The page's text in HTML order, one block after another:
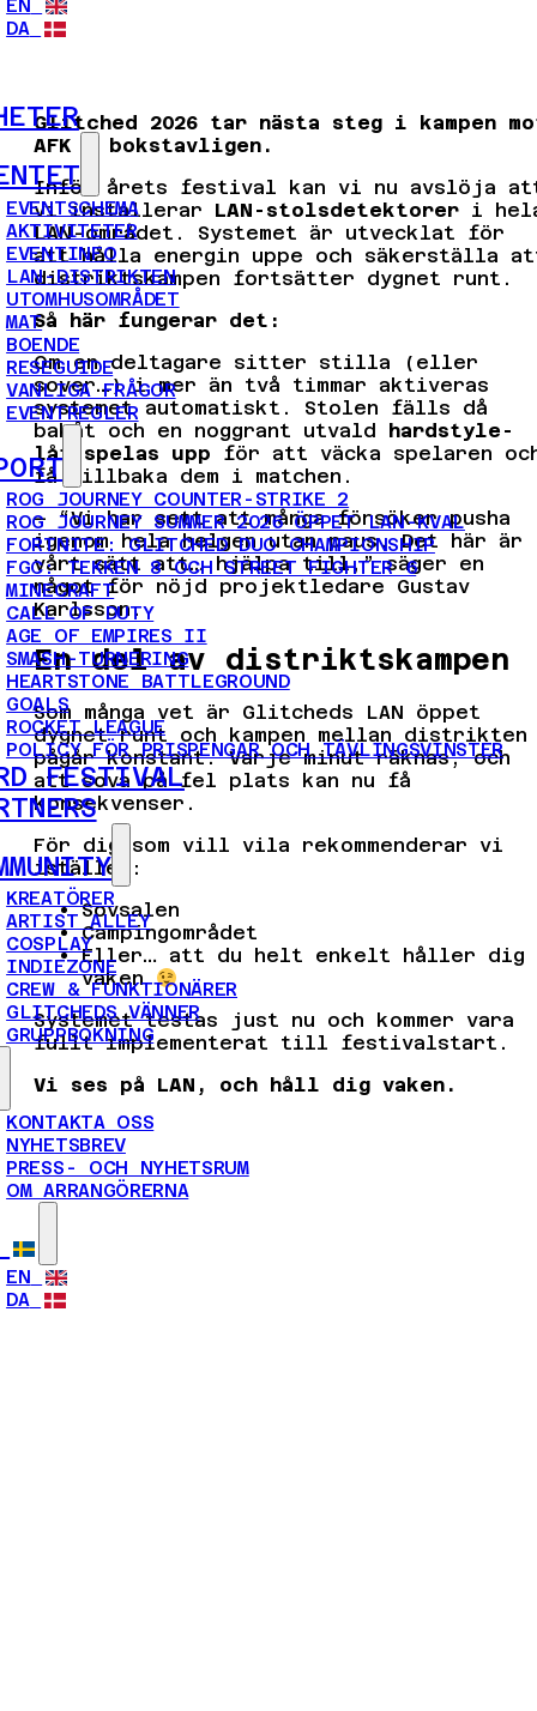
EN
DA
EVENTSCHEMA
AKTIVITETER
EVENTINFO
LAN-DISTRIKTEN
UTOMHUSOMRÅDET
MAT
BOENDE
RESEGUIDE
VANLIGA FRÅGOR
EVENTREGLER
ROG JOURNEY COUNTER-STRIKE 2
ROG JOURNEY SUMMER 2026 ÖPPET LAN-KVAL
FORTNITE: GLITCHED DUO CHAMPIONSHIP
FGC: TEKKEN 8 OCH STREET FIGHTER 6
MINECRAFT
CALL OF DUTY
AGE OF EMPIRES II
SMASH-TURNERING
HEARTSTONE BATTLEGROUND
GOALS
ROCKET LEAGUE
POLICY FÖR PRISPENGAR OCH TÄVLINGSVINSTER
FESTIVAL
KREATÖRER
ARTIST ALLEY
COSPLAY
INDIEZONE
CREW & FUNKTIONÄRER
GLITCHEDS VÄNNER
GRUPPBOKNING
KONTAKTA OSS
NYHETSBREV
PRESS- OCH NYHETSRUM
OM ARRANGÖRERNA
EN
DA
Glitched 2026 tar nästa steg i kampen
AFK – bokstavligen.
Inför årets festival kan vi nu avslöja
vi installerar LAN-stolsdetektorer i
LAN-området. Systemet är utvecklat för
att hålla energin uppe och säkerställa
distriktskampen fortsätter dygnet runt.
Så här fungerar det:
Om en deltagare sitter stilla (eller
sover…) i mer än två timmar aktiveras
systemet automatiskt. Stolen fälls då
bakåt och en noggrant utvald hardstyle-
låt spelas upp för att väcka spelaren
få tillbaka dem i matchen.
– “Vi har sett att många försöker pusha
igenom hela helgen utan paus. Det här är
vårt sätt att… hjälpa till,” säger en
något för nöjd projektledare Gustav
Karlsson.
En del av distriktskampen
Som många vet är Glitcheds LAN öppet
dygnet runt och kampen mellan distrikten
pågår konstant. Varje minut räknas, och
att sova på fel plats kan nu få
konsekvenser.
För dig som vill vila rekommenderar vi
istället:
Sovsalen
Campingområdet
Eller… att du helt enkelt håller dig
vaken
Systemet testas just nu och kommer vara
fullt implementerat till festivalstart.
Vi ses på LAN, och håll dig vaken.